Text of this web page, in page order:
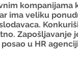
kompanijama
ima veliku
Zapošljavanje
u HR